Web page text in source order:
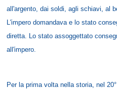
all'argento, dai soldi, agli schiavi, al
L'impero domandava e lo stato
diretta. Lo stato assoggettato
all'impero.
Per la prima volta nella storia, nel